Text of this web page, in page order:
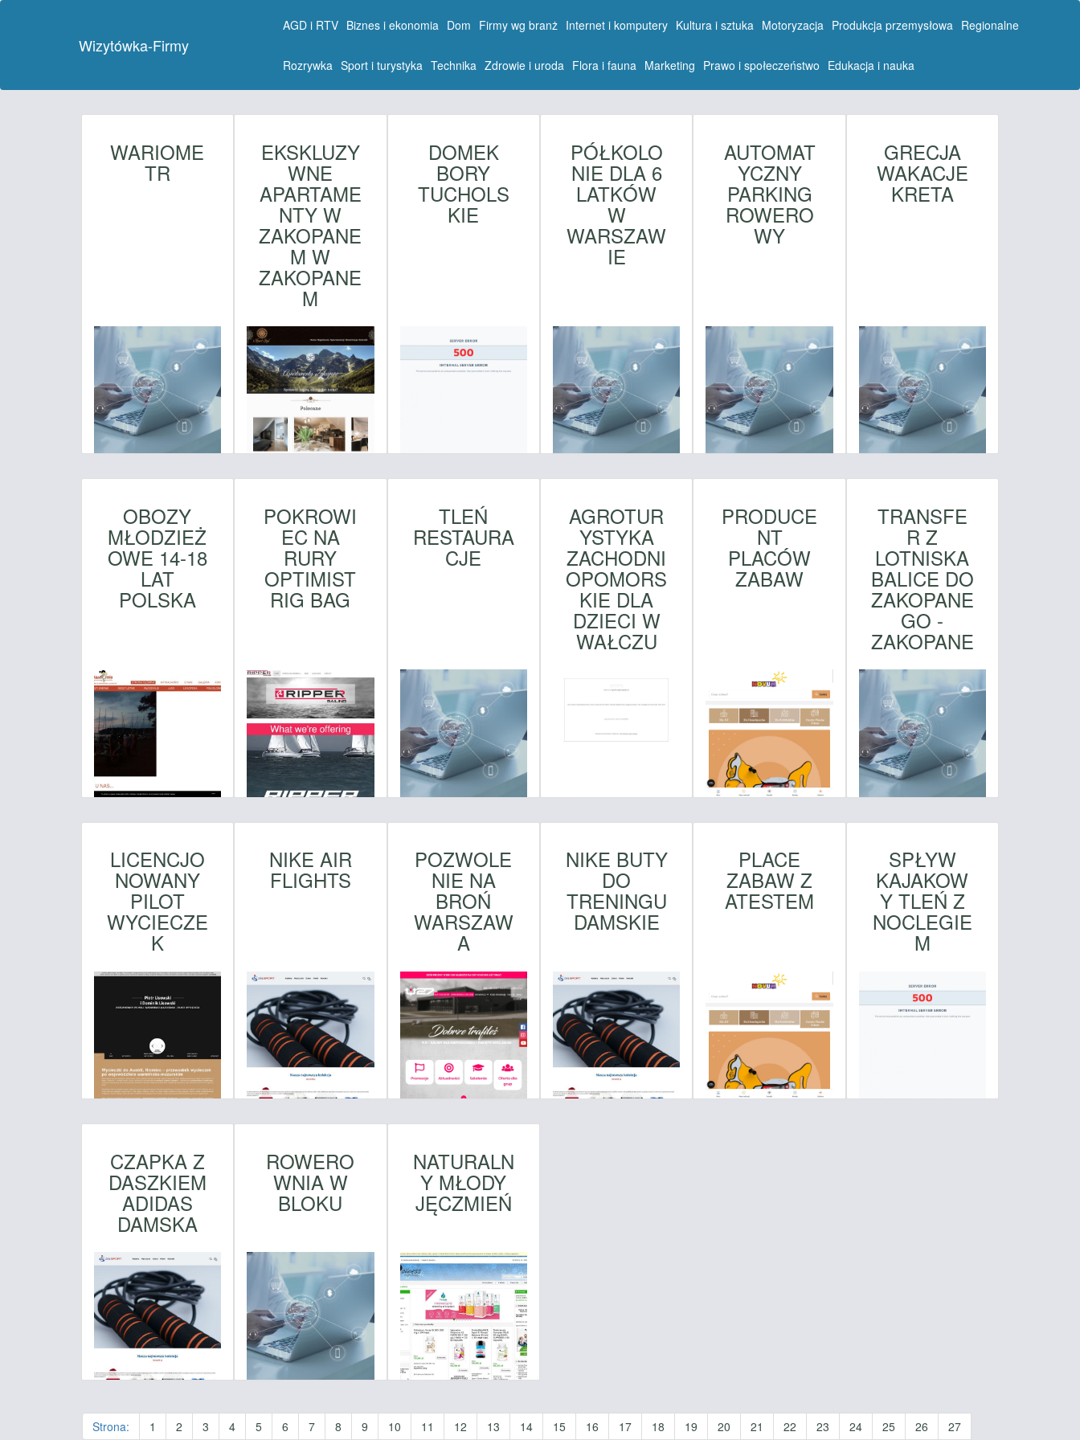
Wizytówka-Firmy
AGD i RTV Biznes i ekonomia Dom Firmy wg branż Internet i komputery Kultura i sztuka Motoryzacja Produkcja przemysłowa Regionalne
Rozrywka Sport i turystyka Technika Zdrowie i uroda Flora i fauna Marketing Prawo i społeczeństwo Edukacja i nauka
WARIOME
TR
EKSKLUZY
WNE
APARTAME
NTY W
ZAKOPANE
M W
ZAKOPANE
M
DOMEK
BORY
TUCHOLS
KIE
PÓŁKOLO
NIE DLA 6
LATKÓW
W
WARSZAW
IE
AUTOMAT
YCZNY
PARKING
ROWERO
WY
GRECJA
WAKACJE
KRETA
OBOZY
MŁODZIEŻ
OWE 14-18
LAT
POLSKA
POKROWI
EC NA
RURY
OPTIMIST
RIG BAG
TLEŃ
RESTAURA
CJE
AGROTUR
YSTYKA
ZACHODNI
OPOMORS
KIE DLA
DZIECI W
WAŁCZU
PRODUCE
NT
PLACÓW
ZABAW
TRANSFE
R Z
LOTNISKA
BALICE DO
ZAKOPANE
GO -
ZAKOPANE
LICENCJO
NOWANY
PILOT
WYCIECZE
K
NIKE AIR
FLIGHTS
POZWOLE
NIE NA
BROŃ
WARSZAW
A
NIKE BUTY
DO
TRENINGU
DAMSKIE
PLACE
ZABAW Z
ATESTEM
SPŁYW
KAJAKOW
Y TLEŃ Z
NOCLEGIE
M
CZAPKA Z
DASZKIEM
ADIDAS
DAMSKA
ROWERO
WNIA W
BLOKU
NATURALN
Y MŁODY
JĘCZMIEŃ
Strona: 1 2 3 4 5 6 7 8 9 10 11 12 13 14 15 16 17 18 19 20 21 22 23 24 25 26 27